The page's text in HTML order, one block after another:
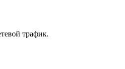
трафик.